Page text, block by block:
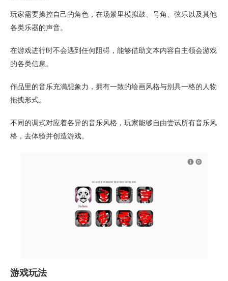
玩家需要操控自己的角色，在场景里模拟鼓、号角、弦乐以及其他
各类乐器的声音。
在游戏进行时不会遇到任何阻碍，能够借助文本内容自主领会游戏
的各类信息。
作品里的音乐充满想象力，拥有一致的绘画风格与别具一格的人物
拖拽形式。
不同的调式对应着各异的音乐风格，玩家能够自由尝试所有音乐风
格，去体验并创造游戏。
游戏玩法